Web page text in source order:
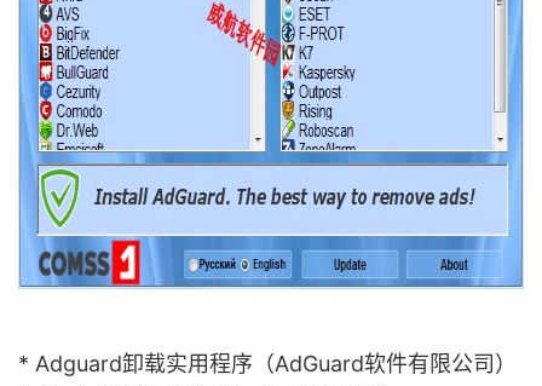
* Adguard卸载实用程序（AdGuard软件有限公司）